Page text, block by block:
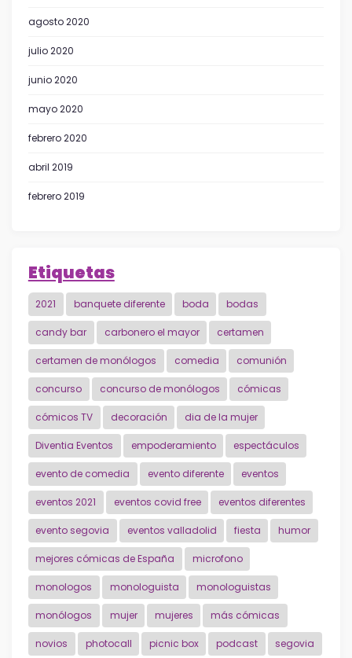
agosto 2020
julio 2020
junio 2020
mayo 2020
febrero 2020
abril 2019
febrero 2019
Etiquetas
2021 banquete diferente boda bodas
candy bar carbonero el mayor certamen
certamen de monólogos comedia comunión
concurso concurso de monólogos cómicas
cómicos TV decoración dia de la mujer
Diventia Eventos empoderamiento espectáculos
evento de comedia evento diferente eventos
eventos 2021 eventos covid free eventos diferentes
evento segovia eventos valladolid fiesta humor
mejores cómicas de España microfono
monologos monologuista monologuistas
monólogos mujer mujeres más cómicas
novios photocall picnic box podcast segovia